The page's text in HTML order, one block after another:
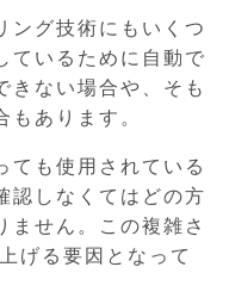
ング技術にもいくつ
ているために自動で
きない場合や、そも
あります。
ても使用されている
認しなくてはどの方
ません。この複雑さ
げる要因となって